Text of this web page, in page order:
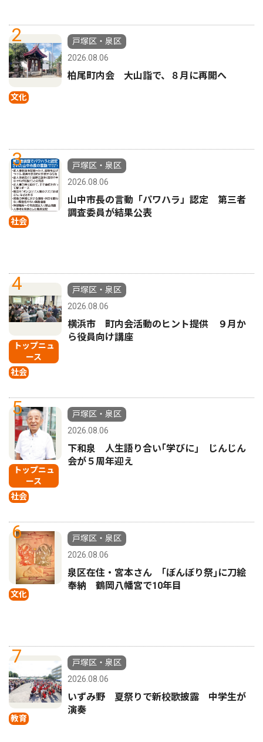
2
文化
戸塚区・泉区
2026.08.06
柏尾町内会 大山詣で、８月に再開へ
3
社会
戸塚区・泉区
2026.08.06
山中市長の言動「パワハラ」認定 第三者
調査委員が結果公表
4
トップニュ
ース
社会
戸塚区・泉区
2026.08.06
横浜市 町内会活動のヒント提供 ９月か
ら役員向け講座
5
トップニュ
ース
社会
戸塚区・泉区
2026.08.06
下和泉 人生語り合い｢学びに｣ じんじん
会が５周年迎え
6
文化
戸塚区・泉区
2026.08.06
泉区在住・宮本さん ｢ぼんぼり祭｣に刀絵
奉納 鶴岡八幡宮で10年目
7
教育
戸塚区・泉区
2026.08.06
いずみ野 夏祭りで新校歌披露 中学生が
演奏